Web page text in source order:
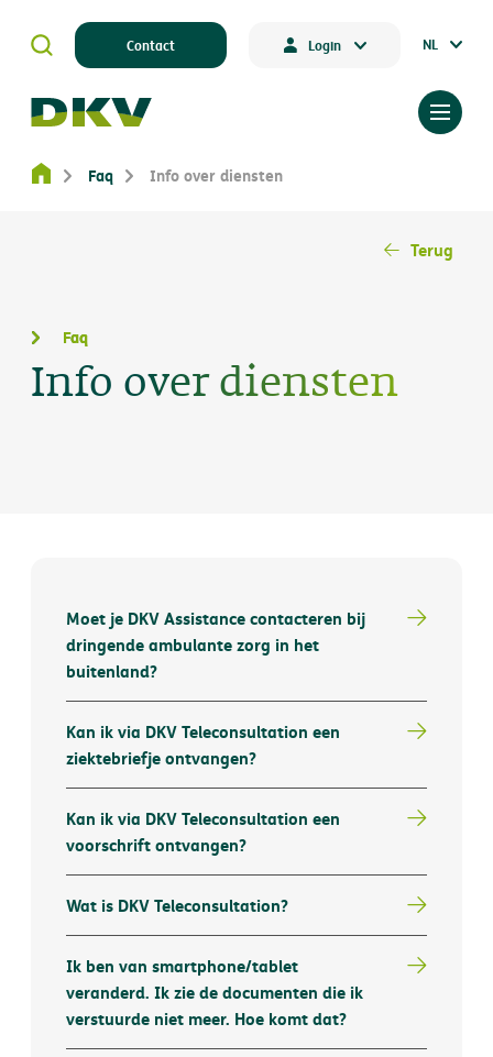
Contact Login NL
Faq
Info over diensten
Terug
Faq Info over diensten
Moet je DKV Assistance contacteren bij
dringende ambulante zorg in het
buitenland?
Kan ik via DKV Teleconsultation een
ziektebriefje ontvangen?
Kan ik via DKV Teleconsultation een
voorschrift ontvangen?
Wat is DKV Teleconsultation?
Ik ben van smartphone/tablet
veranderd. Ik zie de documenten die ik
verstuurde niet meer. Hoe komt dat?